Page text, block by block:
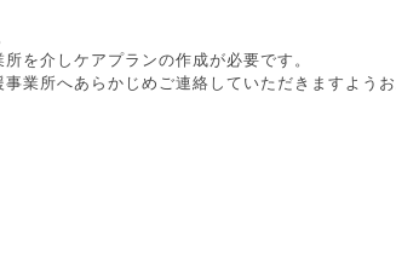
を介しケアプランの作成が必要です。
業所へあらかじめご連絡していただきますよう